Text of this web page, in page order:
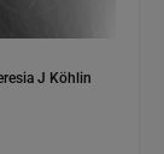
J Köhlin